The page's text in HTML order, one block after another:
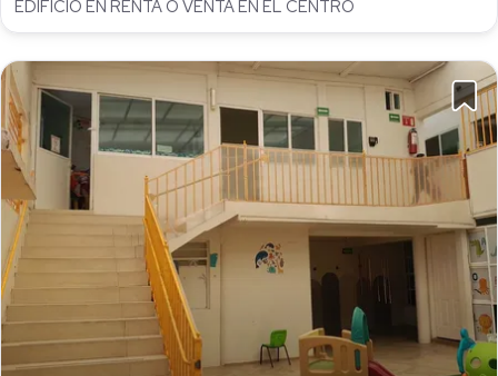
EDIFICIO EN RENTA O VENTA EN EL CENTRO